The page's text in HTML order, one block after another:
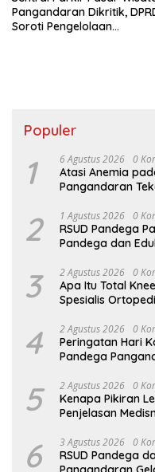
Pangandaran Dikritik,
Soroti Pengelolaan
Populer
1 6 Agustus 2026 0
Atasi Anemia
Pangandaran
2 1 Agustus 2026 0
RSUD Pandega
Pandega dan
3 2 Agustus 2026 0
Apa Itu Total
Spesialis
4 2 Agustus 2026 0
Peringatan Hari
Pandega
5 2 Agustus 2026 0
Kenapa Pikiran
Penjelasan
6 3 Agustus 2026 0
RSUD Pandega